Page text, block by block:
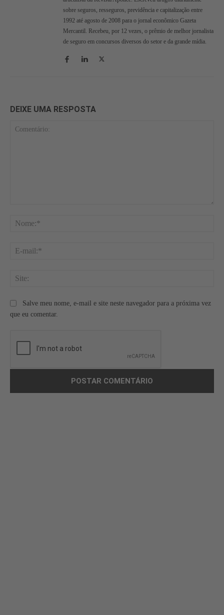
sobre seguros, resseguros, previdência e capitalização entre
1992 até agosto de 2008 para o jornal econômico Gazeta
Mercantil. Recebeu, por 12 vezes, o prêmio de melhor jornalista
de seguro em concursos diversos do setor e da grande mídia.
DEIXE UMA RESPOSTA
Salve meu nome, e-mail e site neste navegador para a próxima vez
que eu comentar.